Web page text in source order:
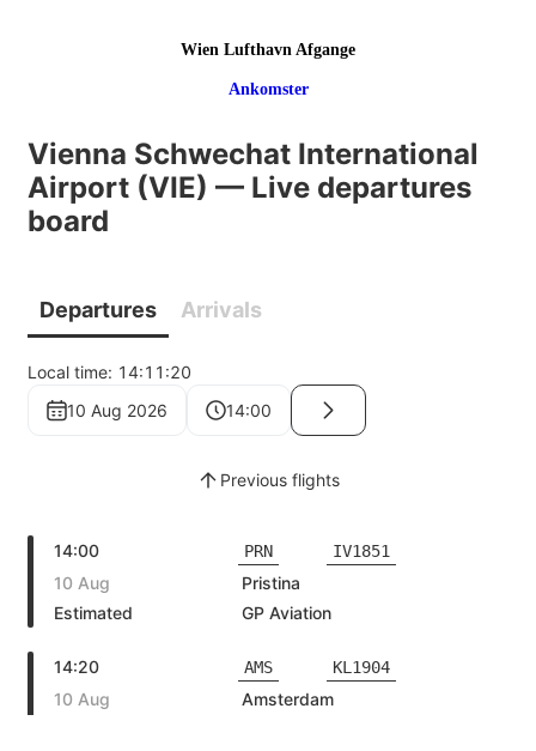
Wien Lufthavn Afgange
Ankomster